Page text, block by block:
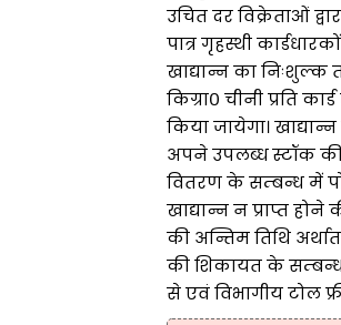
उचित दर विक्रेताओं
पात्र गृहस्थी
खाद्यान्न का निःशुल्क
किग्रा० चीनी प्रति
किया जायेगा।
अपने उपलब्ध स्टॉक की
वितरण के सम्बन्ध में
खाद्यान्न न प्राप्त
की अन्तिम तिथि
की शिकायत के सम्बन्ध में
से एवं विभागीय टोल